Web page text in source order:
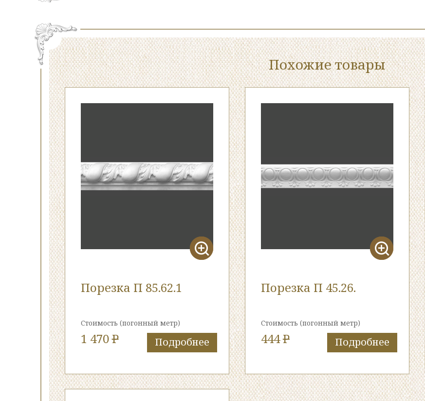
Похожие товары
Порезка П 85.62.1
Стоимость (погонный метр)
1 470P Подробнее
Порезка П 45.26.
Стоимость (погонный метр)
444P Подробнее